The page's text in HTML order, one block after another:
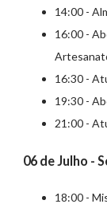
14:00 -
16:00 -
16:30 -
19:30 -
21:00 -
06 de Julho -
18:00 -